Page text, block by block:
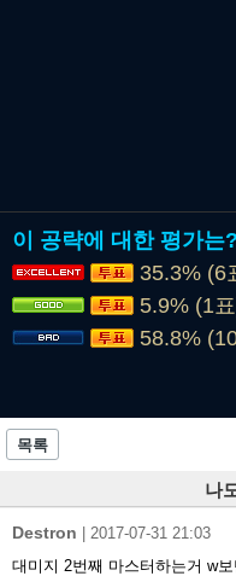
이 공략에 대한 평가는?
35.3% (6
5.9% (1
58.8%
목록
나
Destron 2017-07-31 21:03
대미지 2번째 마스터하는거 w